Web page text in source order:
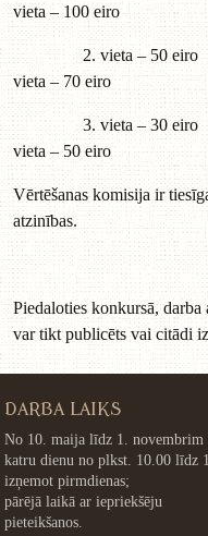
vieta – 100 eiro
2. vieta
vieta – 70 eiro
3. vieta
vieta – 50 eiro
Vērtēšanas komisija ir
atzinības.
Piedaloties konkursā,
var tikt publicēts vai citādi
DARBA LAIKS
No 10. maija līdz 1. novembrim
katru dienu no plkst. 10.00 līdz
izņemot pirmdienas;
pārējā laikā ar iepriekšēju
pieteikšanos.